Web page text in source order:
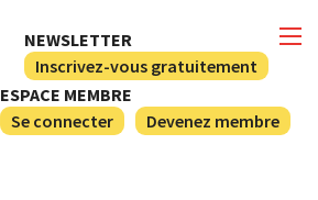
NEWSLETTER
Inscrivez-vous gratuitement
ESPACE MEMBRE
Se connecter
Devenez membre